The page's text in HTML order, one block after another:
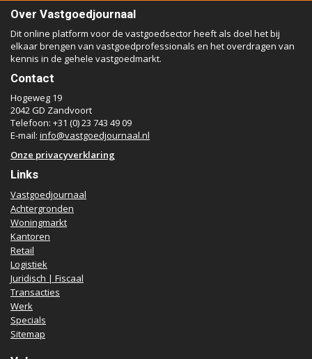
Over Vastgoedjournaal
Dit online platform voor de vastgoedsector heeft als doel het bij
elkaar brengen van vastgoedprofessionals en het overdragen van
kennis in de gehele vastgoedmarkt.
Contact
Hogeweg 19
2042 GD Zandvoort
Telefoon: +31 (0) 23 743 49 09
E-mail: info@vastgoedjournaal.nl
Onze privacyverklaring
Links
Vastgoedjournaal
Achtergronden
Woningmarkt
Kantoren
Retail
Logistiek
Juridisch | Fiscaal
Transacties
Werk
Specials
Sitemap